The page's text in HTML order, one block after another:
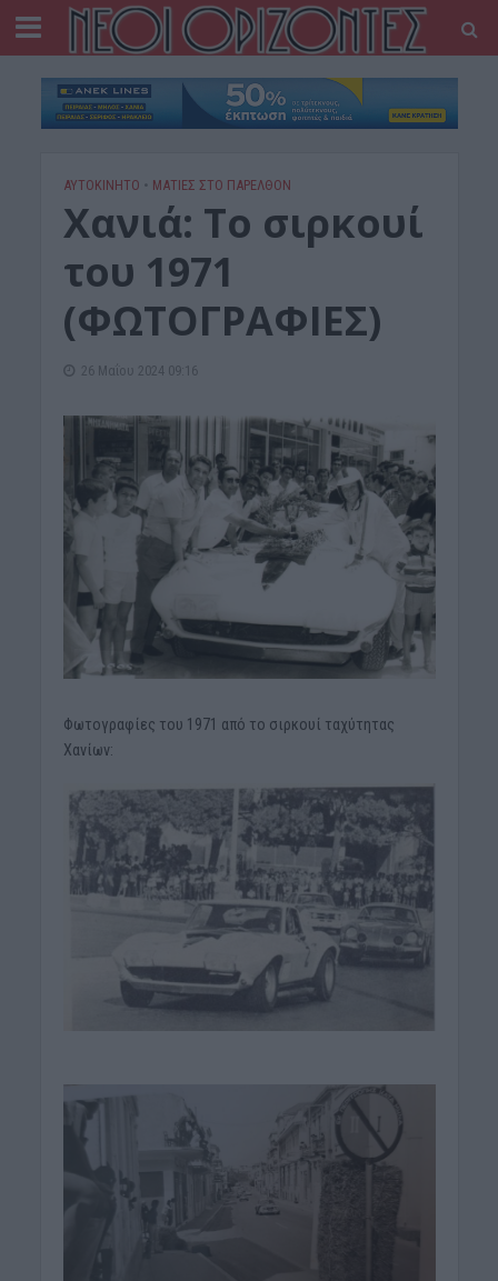
ΑΥΤΟΚΙΝΗΤΟ • ΜΑΤΙΕΣ ΣΤΟ ΠΑΡΕΛΘΟΝ
Xανιά: Το σιρκουί
του 1971
(ΦΩΤΟΓΡΑΦΙΕΣ)
26 Μαΐου 2024 09:16
Φωτογραφίες του 1971 από το σιρκουί ταχύτητας
Χανίων: